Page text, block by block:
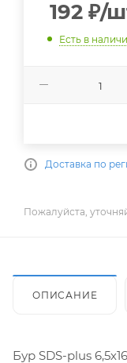
192 ₽/
Есть в
Доставка по
Пожалуйста,
ОПИСАНИЕ
Бур SDS-plus